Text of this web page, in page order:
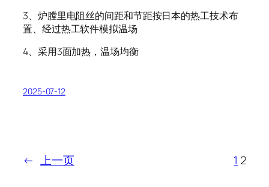
3、炉膛里电阻丝的间距和节距按日本的热工技术布
置、经过热工软件模拟温场
4、采用3面加热，温场均衡
2025-07-12
← 上一页 1 2